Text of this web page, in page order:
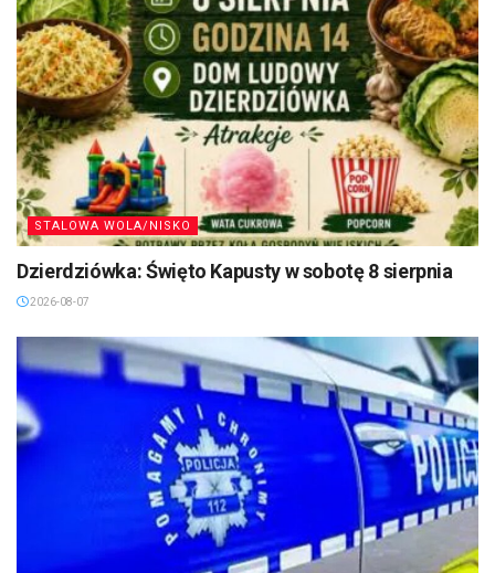
STALOWA WOLA/NISKO
Dzierdziówka: Święto Kapusty w sobotę 8 sierpnia
2026-08-07